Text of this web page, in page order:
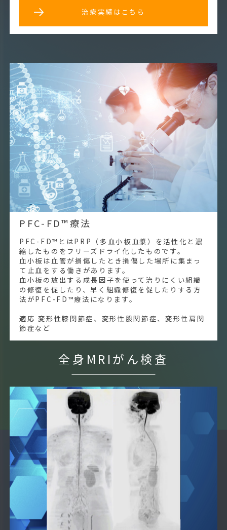
治療実績はこちら
PFC-FD™療法
PFC-FD™とはPRP（多血小板血漿）を活性化と濃
縮したものをフリーズドライ化したものです。
血小板は血管が損傷したとき損傷した場所に集まっ
て止血をする働きがあります。
血小板の放出する成長因子を使って治りにくい組織
の修復を促したり、早く組織修復を促したりする方
法がPFC-FD™療法になります。
適応 変形性膝関節症、変形性股関節症、変形性肩関
節症など
全身MRIがん検査